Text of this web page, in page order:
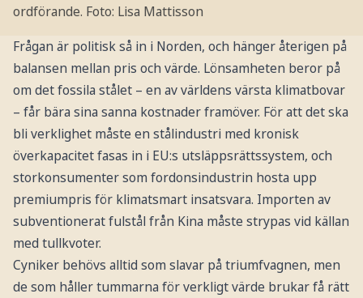
ordförande. Foto: Lisa Mattisson
Frågan är politisk så in i Norden, och hänger återigen på
balansen mellan pris och värde. Lönsamheten beror på
om det fossila stålet – en av världens värsta klimatbovar
– får bära sina sanna kostnader framöver. För att det ska
bli verklighet måste en stålindustri med kronisk
överkapacitet fasas in i EU:s utsläppsrättssystem, och
storkonsumenter som fordonsindustrin hosta upp
premiumpris för klimatsmart insatsvara. Importen av
subventionerat fulstål från Kina måste strypas vid källan
med tullkvoter.
Cyniker behövs alltid som slavar på triumfvagnen, men
de som håller tummarna för verkligt värde brukar få rätt